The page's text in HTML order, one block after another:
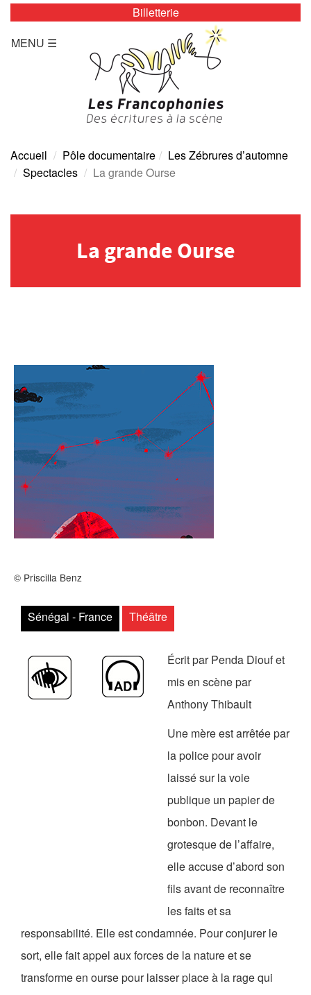
LES ZÉBRURES
Programmation/Calendrier
Presse
Tarifs
Archives
TOUTE L’ANNÉE
MAISON DES AUTEURS·RICES
Présentation
Prix littéraires
Auteurs en résidence
ACTIONS CULTURELLES
Les Zébrures d’automne
Les Zébrures du printemps
Maison des auteurs·rices
Billetterie
MENU ☰
Accueil Pôle documentaire
Les Zébrures d’automne
Spectacles
La grande Ourse
La grande Ourse
© Priscilla Benz
Sénégal - France Théâtre
Écrit par Penda Diouf et
mis en scène par
Anthony Thibault
Une mère est arrêtée par
la police pour avoir
laissé sur la voie
publique un papier de
bonbon. Devant le
grotesque de l’affaire,
elle accuse d’abord son
fils avant de reconnaître
les faits et sa
responsabilité. Elle est condamnée. Pour conjurer le
sort, elle fait appel aux forces de la nature et se
transforme en ourse pour laisser place à la rage qui